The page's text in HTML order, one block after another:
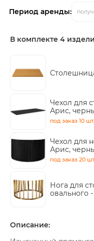
Период аренды:
В комплекте 4
Чехол для
Арис,
под заказ 10 шт.
Чехол для
Арис,
под заказ 20
Нога для
овального -
Описание: